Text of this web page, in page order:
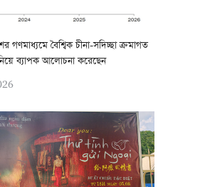
গণমাধ্যমে বৈশ্বিক চীনা-সদিচ্ছা ক্রমাগত
ব্যাপক আলোচনা করেছেন